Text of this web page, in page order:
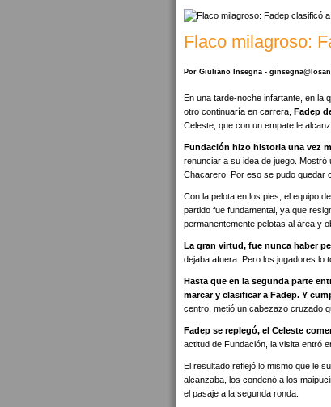
Flaco milagroso:
Por Giuliano Insegna -
En una tarde-noche infartante, en la
otro continuaría en carrera, Fadep
Celeste, que con un empate le
Fundación hizo historia una vez
renunciar a su idea de juego. Mostró
Chacarero. Por eso se pudo quedar
Con la pelota en los pies, el equipo
partido fue fundamental, ya que
permanentemente pelotas al área y
La gran virtud, fue nunca haber
dejaba afuera. Pero los jugadores lo
Hasta que en la segunda parte
marcar y clasificar a Fadep. Y
centro, metió un cabezazo cruzado
Fadep se replegó, el Celeste
actitud de Fundación, la visita entró
El resultado reflejó lo mismo que le
alcanzaba, los condenó a los
el pasaje a la segunda ronda.